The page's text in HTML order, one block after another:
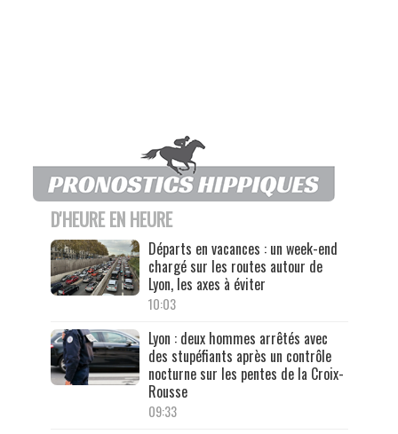
D'HEURE EN HEURE
Départs en vacances : un week-end
chargé sur les routes autour de
Lyon, les axes à éviter
10:03
Lyon : deux hommes arrêtés avec
des stupéfiants après un contrôle
nocturne sur les pentes de la Croix-
Rousse
09:33